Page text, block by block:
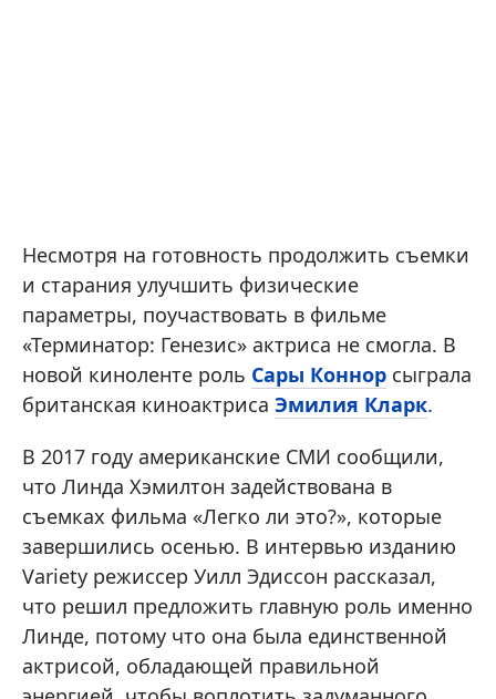
Несмотря на готовность продолжить съемки
и старания улучшить физические
параметры, поучаствовать в фильме
«Терминатор: Генезис» актриса не смогла. В
новой киноленте роль Сары Коннор сыграла
британская киноактриса Эмилия Кларк.
В 2017 году американские СМИ сообщили,
что Линда Хэмилтон задействована в
съемках фильма «Легко ли это?», которые
завершились осенью. В интервью изданию
Variety режиссер Уилл Эдиссон рассказал,
что решил предложить главную роль именно
Линде, потому что она была единственной
актрисой, обладающей правильной